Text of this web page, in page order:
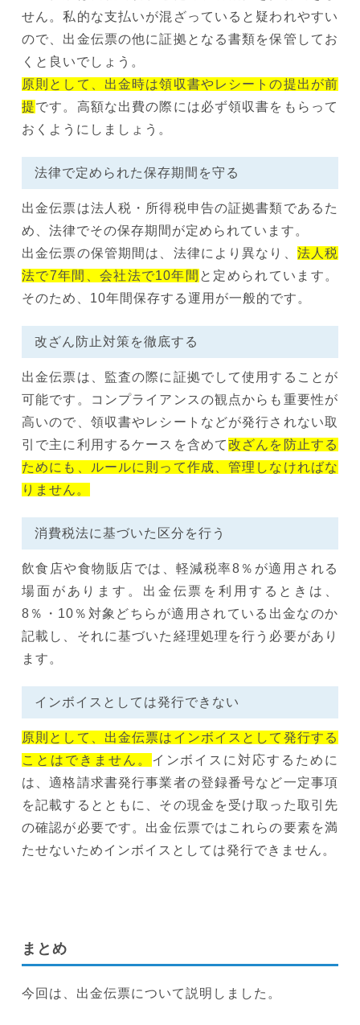
せん。私的な支払いが混ざっていると疑われやすい
ので、出金伝票の他に証拠となる書類を保管してお
くと良いでしょう。
原則として、出金時は領収書やレシートの提出が前
提です。高額な出費の際には必ず領収書をもらって
おくようにしましょう。
法律で定められた保存期間を守る
出金伝票は法人税・所得税申告の証拠書類であるた
め、法律でその保存期間が定められています。
出金伝票の保管期間は、法律により異なり、 法人税
法で7年間、会社法で10年間 と定められています。
そのため、10年間保存する運用が一般的です。
改ざん防止対策を徹底する
出金伝票は、監査の際に証拠でして使用することが
可能です。コンプライアンスの観点からも重要性が
高いので、領収書やレシートなどが発行されない取
引で主に利用するケースを含めて改ざんを防止する
ためにも、ルールに則って作成、管理しなければな
りません。
消費税法に基づいた区分を行う
飲食店や食物販店では、軽減税率8％が適用される
場面があります。出金伝票を利用するときは、
8％・10％対象どちらが適用されている出金なのか
記載し、それに基づいた経理処理を行う必要があり
ます。
インボイスとしては発行できない
原則として、出金伝票はインボイスとして発行する
ことはできません。 インボイスに対応するために
は、適格請求書発行事業者の登録番号など一定事項
を記載するとともに、その現金を受け取った取引先
の確認が必要です。出金伝票ではこれらの要素を満
たせないためインボイスとしては発行できません。
まとめ
今回は、出金伝票について説明しました。